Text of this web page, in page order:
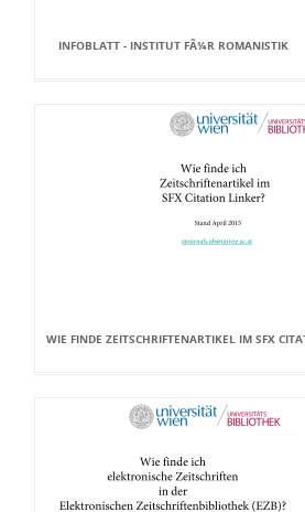
INFOBLATT - INSTITUT FÃ¼R ROMANISTIK
WIE FINDE ZEITSCHRIFTENARTIKEL IM SFX